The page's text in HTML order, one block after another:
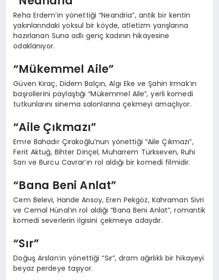
Reha Erdem’in yönettiği “Neandria”, antik bir kentin
yakınlarındaki yoksul bir köyde, atletizm yarışlarına
hazırlanan Suna adlı genç kadının hikayesine
odaklanıyor.
“Mükemmel Aile”
Güven Kıraç, Didem Balçın, Algı Eke ve Şahin Irmak’ın
başrollerini paylaştığı “Mükemmel Aile”, yerli komedi
tutkunlarını sinema salonlarına çekmeyi amaçlıyor.
“Aile Çıkmazı”
Emre Bahadır Çırakoğlu’nun yönettiği “Aile Çıkmazı”,
Ferit Aktuğ, Bihter Dinçel, Muharrem Türkseven, Ruhi
Sarı ve Burcu Cavrar’ın rol aldığı bir komedi filmidir.
“Bana Beni Anlat”
Cem Belevi, Hande Arısoy, Eren Pekgöz, Kahraman Sivri
ve Cemal Hünal’ın rol aldığı “Bana Beni Anlat”, romantik
komedi severlerin ilgisini çekmeye adaydır.
“Sır”
Doğuş Arslan’ın yönettiği “Sır”, dram ağırlıklı bir hikayeyi
beyaz perdeye taşıyor.